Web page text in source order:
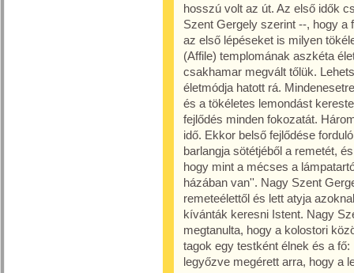
hosszú volt az út. Az első idők
Szent Gergely szerint --, hogy a
az első lépéseket is milyen
(Affile) templomának aszkéta
csakhamar megvált tőlük.
életmódja hatott rá.
és a tökéletes lemondást
fejlődés minden fokozatát.
idő. Ekkor belső fejlődése
barlangja sötétjéből a remetét,
hogy mint a mécses a
házában van''. Nagy Szent
remeteélettől és lett atyja
kívánták keresni Istent. Nagy
megtanulta, hogy a kolostori
tagok egy testként élnek és a
legyőzve megérett arra, hogy a